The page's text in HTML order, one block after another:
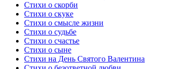
Стихи о скорби
Стихи о скуке
Стихи о смысле жизни
Стихи о судьбе
Стихи о счастье
Стихи о сыне
Стихи на День Святого Валентина